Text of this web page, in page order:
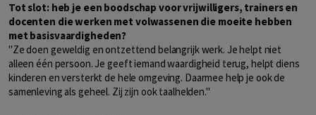
Tot slot: heb je een boodschap voor vrijwilligers, trainers en
docenten die werken met volwassenen die moeite hebben
met basisvaardigheden?
"Ze doen geweldig en ontzettend belangrijk werk. Je helpt niet
alleen één persoon. Je geeft iemand waardigheid terug, helpt diens
kinderen en versterkt de hele omgeving. Daarmee help je ook de
samenleving als geheel. Zij zijn ook taalhelden."